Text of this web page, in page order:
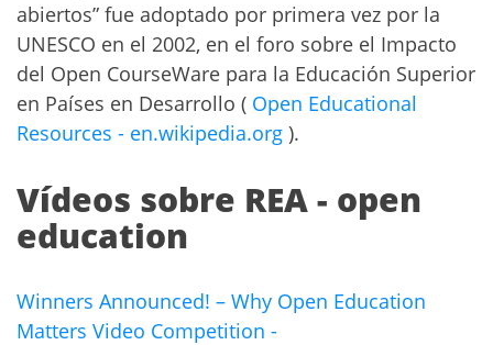
abiertos” fue adoptado por primera vez por la
UNESCO en el 2002, en el foro sobre el Impacto
del Open CourseWare para la Educación Superior
en Países en Desarrollo ( Open Educational
Resources - en.wikipedia.org ).
Vídeos sobre REA - open
education
Winners Announced! – Why Open Education
Matters Video Competition -